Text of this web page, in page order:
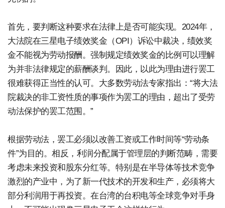
首先，要判断这种要求在法律上是否可能实现。2024年，
大法院在三星电子绩效奖金（OPI）诉讼中裁决，绩效奖
金不能视为劳动报酬。强制规定绩效奖金的比例可以理解
为并非法律规定的薪酬谈判。因此，以此为理由进行罢工
很难获得正当性的认可。大多数劳动法专家指出：“将大法
院裁决的非工资性质的事项作为罢工的理由，超出了受劳
动法保护的罢工范围。”
根据劳动法，罢工必须以改善工资或工作时间等“劳动条
件”为目的。相反，利润分配属于管理层的判断范畴，需要
考虑未来投资和股东分红等。特别是在半导体等技术竞争
激烈的产业中，为了新一代技术的开发和生产，必须将大
部分利润用于再投资。在台湾的台积电等全球竞争对手身